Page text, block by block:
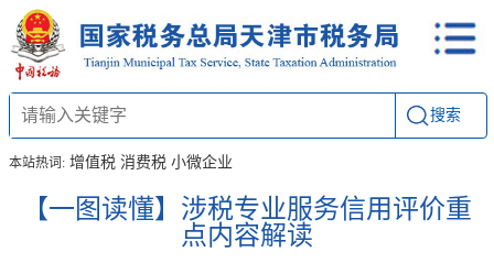
搜索
本站热词: 增值税 消费税 小微企业
【一图读懂】涉税专业服务信用评价重
点内容解读